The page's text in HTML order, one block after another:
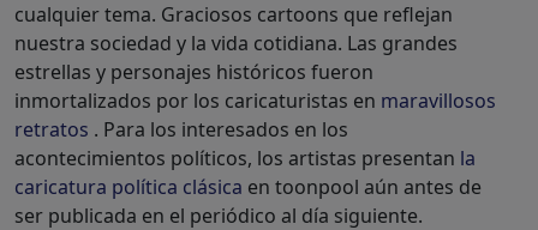
cualquier tema. Graciosos cartoons que reflejan
nuestra sociedad y la vida cotidiana. Las grandes
estrellas y personajes históricos fueron
inmortalizados por los caricaturistas en maravillosos
retratos . Para los interesados en los
acontecimientos políticos, los artistas presentan la
caricatura política clásica en toonpool aún antes de
ser publicada en el periódico al día siguiente.